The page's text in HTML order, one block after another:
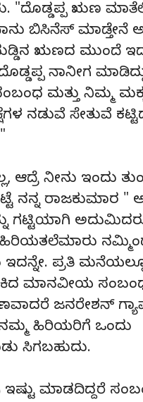
"ದೊಡ್ಡಪ್ಪ ಋಣ
ಬಿಸಿನೆಸ್ ಮಾಡ್ತೇನೆ
ಋಣದ ಮುಂದೆ
ನಾನೀಗ
ಮತ್ತು ನಿಮ್ಮ
ನಡುವೆ ಸೇತುವೆ
ಆದ್ರೆ ನೀನು ಇಂದು
ನನ್ನ ರಾಜಕುಮಾರ "
ಗಟ್ಟಿಯಾಗಿ
ಹಿರಿಯತಲೆಮಾರು
ಇದನ್ನೇ. ಪ್ರತಿ
ಮಾನವೀಯ
ಜನರೇಶನ್
ನಮ್ಮ ಹಿರಿಯರಿಗೆ ಒಂದು
ಸಿಗಬಹುದು.
ಇಷ್ಟು ಮಾಡದಿದ್ದರೆ